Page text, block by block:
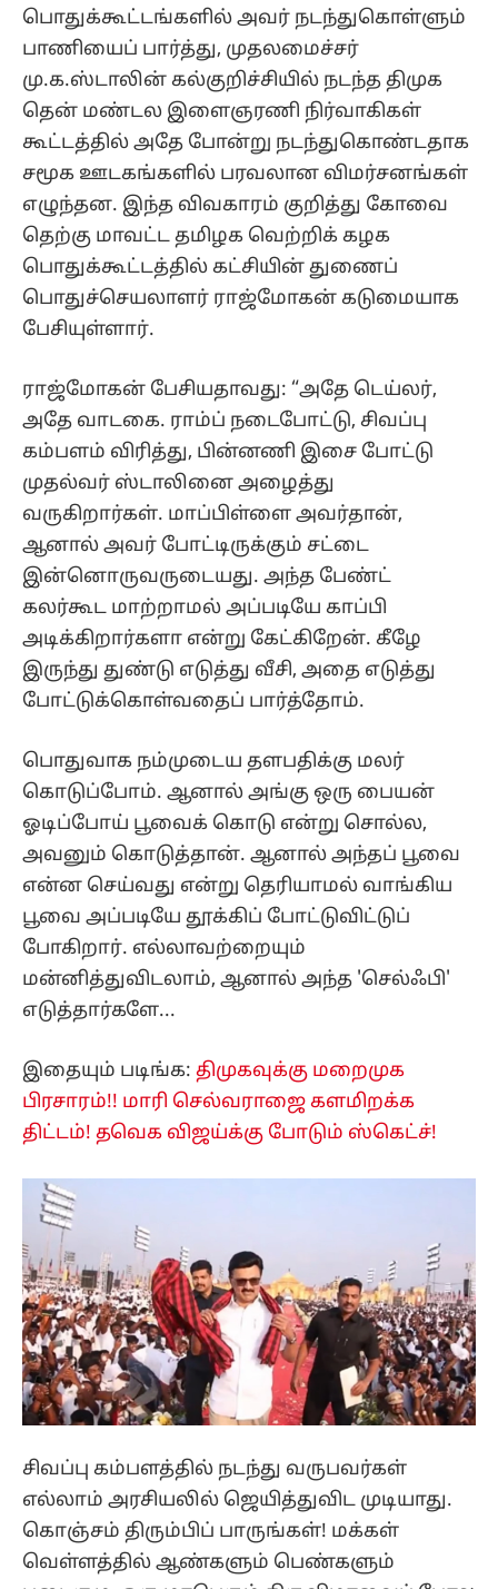
பொதுக்கூட்டங்களில் அவர் நடந்துகொள்ளும்
பாணியைப் பார்த்து, முதலமைச்சர்
மு.க.ஸ்டாலின் கல்குறிச்சியில் நடந்த திமுக
தென் மண்டல இளைஞரணி நிர்வாகிகள்
கூட்டத்தில் அதே போன்று நடந்துகொண்டதாக
சமூக ஊடகங்களில் பரவலான விமர்சனங்கள்
எழுந்தன. இந்த விவகாரம் குறித்து கோவை
தெற்கு மாவட்ட தமிழக வெற்றிக் கழக
பொதுக்கூட்டத்தில் கட்சியின் துணைப்
பொதுச்செயலாளர் ராஜ்மோகன் கடுமையாக
பேசியுள்ளார்.
ராஜ்மோகன் பேசியதாவது: “அதே டெய்லர்,
அதே வாடகை. ராம்ப் நடைபோட்டு, சிவப்பு
கம்பளம் விரித்து, பின்னணி இசை போட்டு
முதல்வர் ஸ்டாலினை அழைத்து
வருகிறார்கள். மாப்பிள்ளை அவர்தான்,
ஆனால் அவர் போட்டிருக்கும் சட்டை
இன்னொருவருடையது. அந்த பேண்ட்
கலர்கூட மாற்றாமல் அப்படியே காப்பி
அடிக்கிறார்களா என்று கேட்கிறேன். கீழே
இருந்து துண்டு எடுத்து வீசி, அதை எடுத்து
போட்டுக்கொள்வதைப் பார்த்தோம்.
பொதுவாக நம்முடைய தளபதிக்கு மலர்
கொடுப்போம். ஆனால் அங்கு ஒரு பையன்
ஓடிப்போய் பூவைக் கொடு என்று சொல்ல,
அவனும் கொடுத்தான். ஆனால் அந்தப் பூவை
என்ன செய்வது என்று தெரியாமல் வாங்கிய
பூவை அப்படியே தூக்கிப் போட்டுவிட்டுப்
போகிறார். எல்லாவற்றையும்
மன்னித்துவிடலாம், ஆனால் அந்த 'செல்ஃபி'
எடுத்தார்களே...
இதையும் படிங்க: திமுகவுக்கு மறைமுக
பிரசாரம்!! மாரி செல்வராஜை களமிறக்க
திட்டம்! தவெக விஜய்க்கு போடும் ஸ்கெட்ச்!
சிவப்பு கம்பளத்தில் நடந்து வருபவர்கள்
எல்லாம் அரசியலில் ஜெயித்துவிட முடியாது.
கொஞ்சம் திரும்பிப் பாருங்கள்! மக்கள்
வெள்ளத்தில் ஆண்களும் பெண்களும்